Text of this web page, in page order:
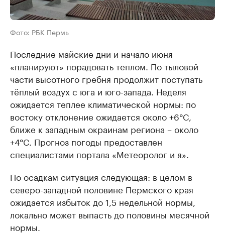
Фото: РБК Пермь
Последние майские дни и начало июня
«планируют» порадовать теплом. По тыловой
части высотного гребня продолжит поступать
тёплый воздух с юга и юго-запада. Неделя
ожидается теплее климатической нормы: по
востоку отклонение ожидается около +6°C,
ближе к западным окраинам региона – около
+4°C. Прогноз погоды предоставлен
специалистами портала «Метеоролог и я».
По осадкам ситуация следующая: в целом в
северо-западной половине Пермского края
ожидается избыток до 1,5 недельной нормы,
локально может выпасть до половины месячной
нормы.